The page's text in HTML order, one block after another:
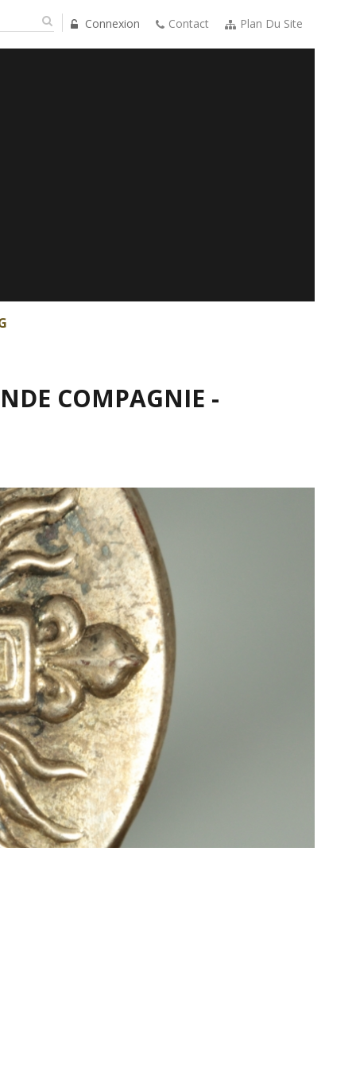
Contact Plan Du Site
Connexion
COMPAGNIE -